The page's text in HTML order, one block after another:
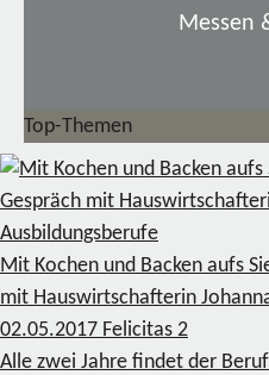
Messen
Top-Themen
Ausbildungsberufe
Mit Kochen und Backen aufs
mit Hauswirtschafterin
02.05.2017 Felicitas 2
Alle zwei Jahre findet der